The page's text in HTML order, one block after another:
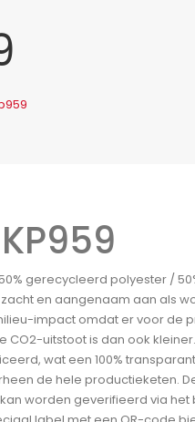
gerecycleerd polyester /
en aangenaam aan als
impact omdat er voor de
CO2-uitstoot is dan ook
wat een 100%
de hele productieketen.
worden geverifieerd via